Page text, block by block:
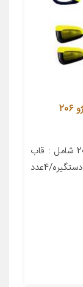
تزیینات داخلی خودرو کد M53 مناسب برای پژو 206
معرفی محصول مجموعه دوازده تیکه پژو 206 شامل : قاب
ضبط/قاب ساعت/2دریچه کولر/4عدد قاب دور دستگیره/4عدد